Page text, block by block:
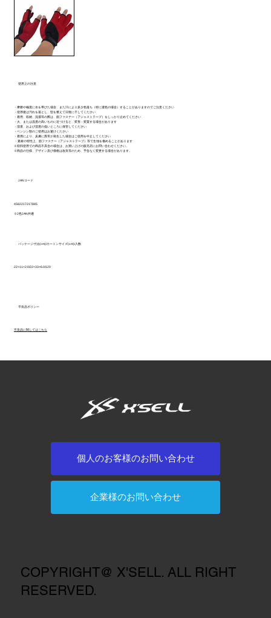
使用上の注意
・摩擦や極度に水を帯びた場合、また汗により多少色落ち（特に濃色の場合）することがありますのでご注意ください
・使用後は汚れを落とし、型を整えて日陰に干してください
・着用、収納、洗濯等の際は、面ファスナー（アジャストテープ）をしっかり止めてください
・火、または温度の高いものに近づけると、変形・変質する場合があります
・湿度、および湿度の低いところに保管してください
・ベンジン類のご使用はお避けください
・着用により、皮膚に異常が発生した場合はご使用を中止してください
・素材の特性上、面ファスナー（アジャストテープ）等で生地を傷めることがあります
※初回使用での商品不具合の場合は、お買い上げの販売店にお問い合わせください。
※商品の仕様、デザイン及び価格は改良等のため、予告なく変更する場合があります。
JANコード
4582217217885
※2色JAN共通
不良品ポリシー
不良品に関してはこちら
パッケージ寸法(cm)/カートンサイズ(cm)/入数
22×11×2.0/22×33×6.0/120
COPYRIGHT@ X'SELL. ALL RIGHT
RESERVED.
個人のお客様のお問い合わせ
企業様のお問い合わせ